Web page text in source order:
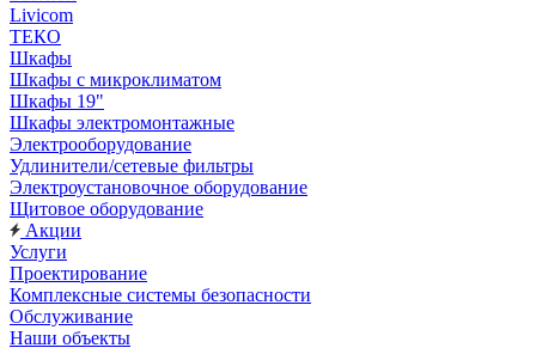
Livicom
ТЕКО
Шкафы
Шкафы с микроклиматом
Шкафы 19"
Шкафы электромонтажные
Электрооборудование
Удлинители/сетевые фильтры
Электроустановочное оборудование
Щитовое оборудование
Акции
Услуги
Проектирование
Комплексные системы безопасности
Обслуживание
Наши объекты